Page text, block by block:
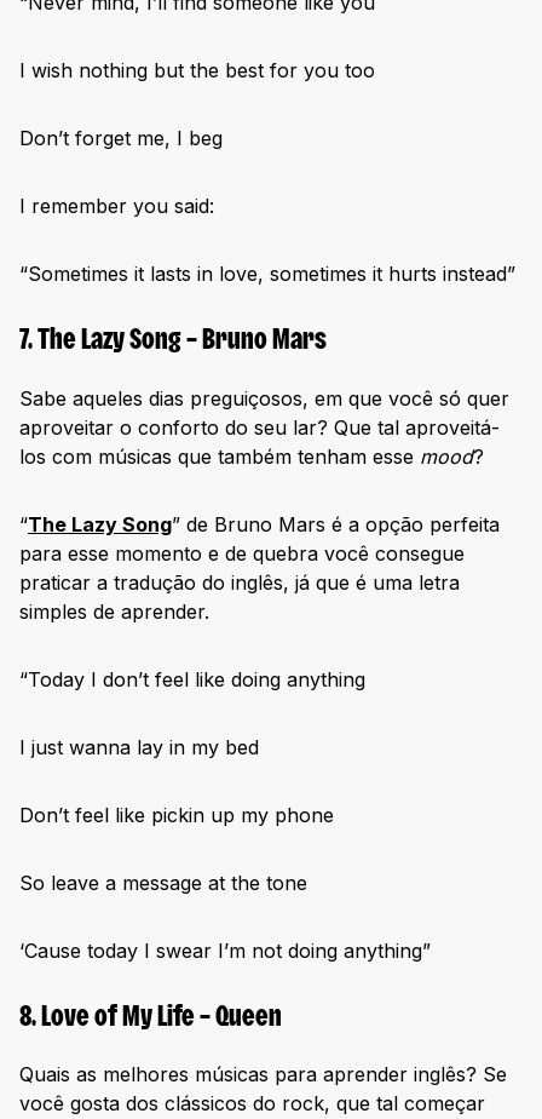
I wish nothing but the best for you too
Don’t forget me, I beg
I remember you said:
“Sometimes it lasts in love, sometimes it hurts instead”
7. The Lazy Song – Bruno Mars
Sabe aqueles dias preguiçosos, em que você só quer
aproveitar o conforto do seu lar? Que tal aproveitá-
los com músicas que também tenham esse mood?
“The Lazy Song” de Bruno Mars é a opção perfeita
para esse momento e de quebra você consegue
praticar a tradução do inglês, já que é uma letra
simples de aprender.
“Today I don’t feel like doing anything
I just wanna lay in my bed
Don’t feel like pickin up my phone
So leave a message at the tone
‘Cause today I swear I’m not doing anything”
8. Love of My Life – Queen
Quais as melhores músicas para aprender inglês? Se
você gosta dos clássicos do rock, que tal começar